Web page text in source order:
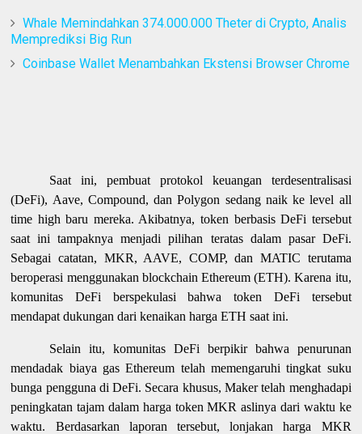
Whale Memindahkan 374.000.000 Theter di Crypto, Analis
Memprediksi Big Run
Coinbase Wallet Menambahkan Ekstensi Browser Chrome
Saat ini, pembuat protokol keuangan terdesentralisasi
(DeFi), Aave, Compound, dan Polygon sedang naik ke level all
time high baru mereka. Akibatnya, token berbasis DeFi tersebut
saat ini tampaknya menjadi pilihan teratas dalam pasar DeFi.
Sebagai catatan, MKR, AAVE, COMP, dan MATIC terutama
beroperasi menggunakan blockchain Ethereum (ETH). Karena itu,
komunitas DeFi berspekulasi bahwa token DeFi tersebut
mendapat dukungan dari kenaikan harga ETH saat ini.
Selain itu, komunitas DeFi berpikir bahwa penurunan
mendadak biaya gas Ethereum telah memengaruhi tingkat suku
bunga pengguna di DeFi. Secara khusus, Maker telah menghadapi
peningkatan tajam dalam harga token MKR aslinya dari waktu ke
waktu. Berdasarkan laporan tersebut, lonjakan harga MKR